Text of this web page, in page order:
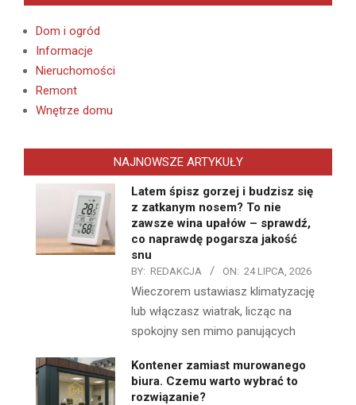
Dom i ogród
Informacje
Nieruchomości
Remont
Wnętrze domu
NAJNOWSZE ARTYKUŁY
Latem śpisz gorzej i budzisz się
z zatkanym nosem? To nie
zawsze wina upałów – sprawdź,
co naprawdę pogarsza jakość
snu
BY: REDAKCJA ON: 24 LIPCA, 2026
Wieczorem ustawiasz klimatyzację
lub włączasz wiatrak, licząc na
spokojny sen mimo panujących
Kontener zamiast murowanego
biura. Czemu warto wybrać to
rozwiązanie?